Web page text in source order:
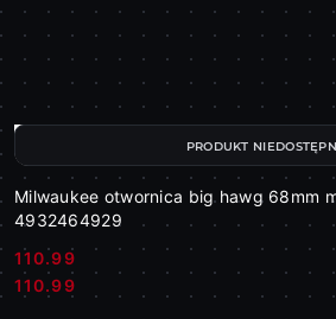
Milwaukee otwornica big hawg 68mm
4932464929
Cena:
110.99
Cena:
110.99
PRODUKT